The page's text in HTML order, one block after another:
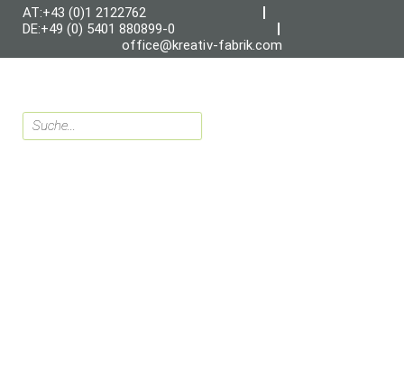
AT:+43 (0)1 2122762
DE:+49 (0) 5401 880899-0
office@kreativ-fabrik.com